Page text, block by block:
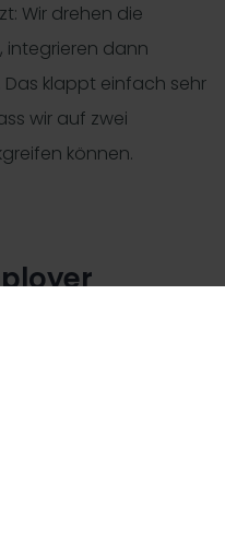
Wir drehen die
integrieren dann
Das klappt einfach sehr
wir auf zwei
können.